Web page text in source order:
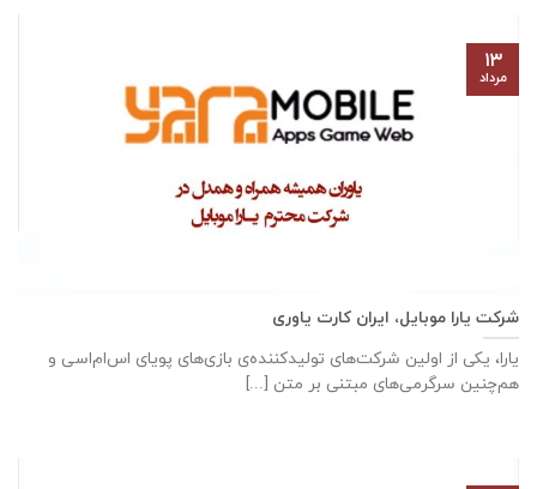
شرکت یارا موبایل، ایران کارت یاوری
یارا، یکی از اولین شرکت‌های تولیدکننده‌ی بازی‌های پویای اس‌ام‌اسی و
هم‌چنین سرگرمی‌های مبتنی بر متن [...]
۱۳
مرداد